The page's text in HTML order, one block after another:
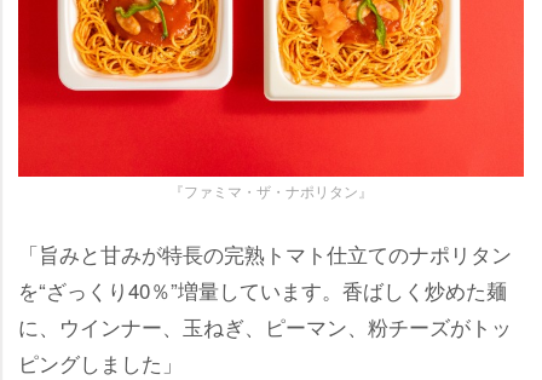
『ファミマ・ザ・ナポリタン』
「旨みと甘みが特長の完熟トマト仕立てのナポリタン
を“ざっくり40％”増量しています。香ばしく炒めた麺
に、ウインナー、玉ねぎ、ピーマン、粉チーズがトッ
ピングしました」